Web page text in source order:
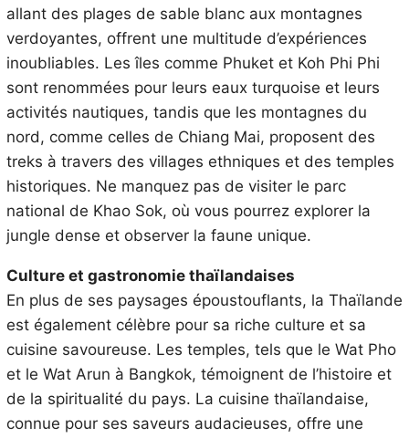
allant des plages de sable blanc aux montagnes
verdoyantes, offrent une multitude d’expériences
inoubliables. Les îles comme Phuket et Koh Phi Phi
sont renommées pour leurs eaux turquoise et leurs
activités nautiques, tandis que les montagnes du
nord, comme celles de Chiang Mai, proposent des
treks à travers des villages ethniques et des temples
historiques. Ne manquez pas de visiter le parc
national de Khao Sok, où vous pourrez explorer la
jungle dense et observer la faune unique.
Culture et gastronomie thaïlandaises
En plus de ses paysages époustouflants, la Thaïlande
est également célèbre pour sa riche culture et sa
cuisine savoureuse. Les temples, tels que le Wat Pho
et le Wat Arun à Bangkok, témoignent de l’histoire et
de la spiritualité du pays. La cuisine thaïlandaise,
connue pour ses saveurs audacieuses, offre une